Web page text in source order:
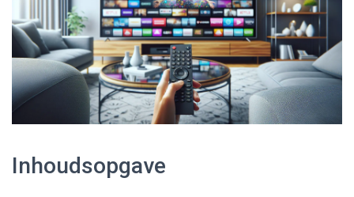
Inhoudsopgave